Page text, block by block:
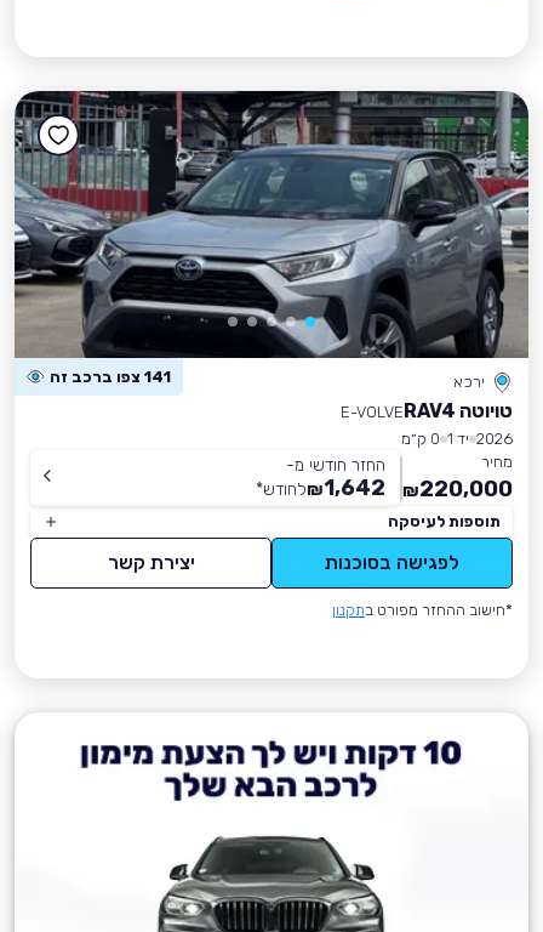
ירכא 141 צפו ברכב זה
טויוטה RAV4
E-VOLVE
2026 יד 1
0 ק״מ
מחיר
220,000
₪
החזר חודשי מ-
1,642
₪לחודש*
תוספות לעיסקה
לפגישה בסוכנות יצירת קשר
*חישוב ההחזר מפורט בתקנון